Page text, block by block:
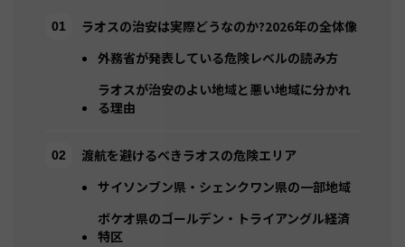
ラオスの治安は実際どうなのか?2026年の全体像
外務省が発表している危険レベルの読み方
ラオスが治安のよい地域と悪い地域に分かれ
る理由
渡航を避けるべきラオスの危険エリア
サイソンブン県・シェンクワン県の一部地域
ボケオ県のゴールデン・トライアングル経済
特区